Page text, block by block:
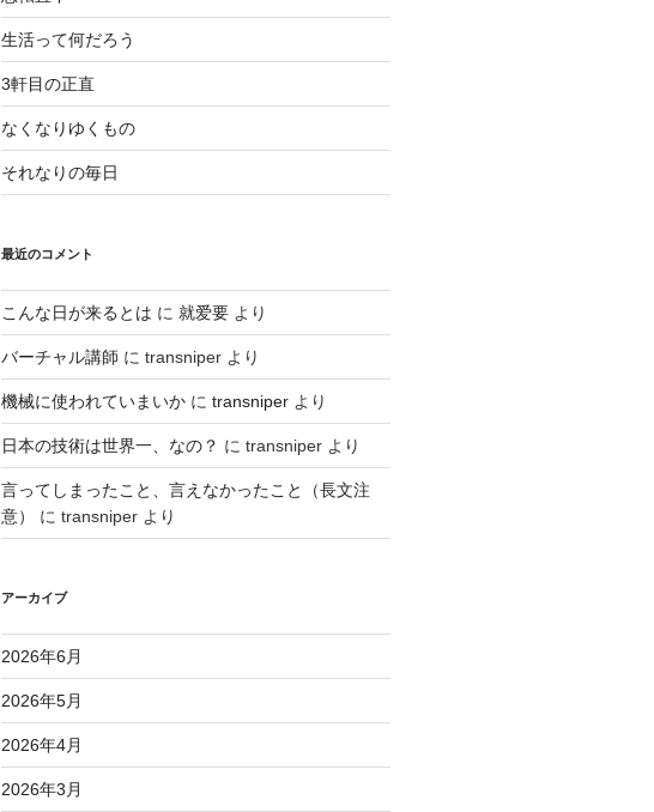
生活って何だろう
3軒目の正直
なくなりゆくもの
それなりの毎日
最近のコメント
こんな日が来るとは に 就爱要より
バーチャル講師 に transniperより
機械に使われていまいかに transniperより
日本の技術は世界一、なの？ に transniperより
言ってしまったこと、言えなかったこと（長文注
意）
に transniperより
アーカイブ
2026年6月
2026年5月
2026年4月
2026年3月